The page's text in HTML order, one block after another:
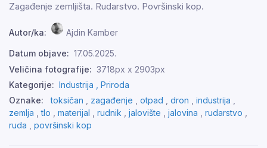
Zagađenje zemljišta. Rudarstvo. Površinski kop.
Autor/ka: Ajdin Kamber
Datum objave: 17.05.2025.
Veličina fotografije: 3718px x 2903px
Kategorije: Industrija , Priroda
Oznake:
toksičan , zagađenje , otpad , dron , industrija ,
zemlja ,tlo , materijal , rudnik , jalovište , jalovina , rudarstvo ,
ruda , površinski kop